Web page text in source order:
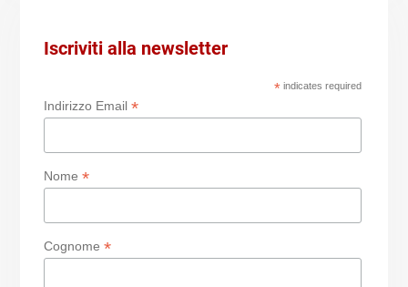
Iscriviti alla newsletter
*indicates required
Indirizzo Email *
Nome *
Cognome *